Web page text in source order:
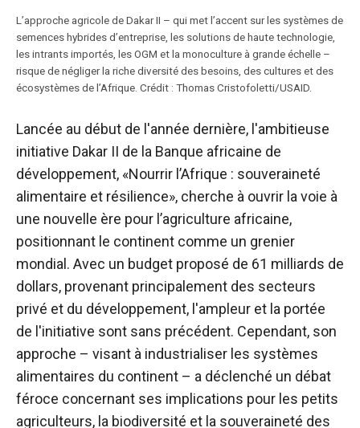
L’approche agricole de Dakar II – qui met l’accent sur les systèmes de
semences hybrides d’entreprise, les solutions de haute technologie,
les intrants importés, les OGM et la monoculture à grande échelle –
risque de négliger la riche diversité des besoins, des cultures et des
écosystèmes de l’Afrique. Crédit : Thomas Cristofoletti/USAID.
Lancée au début de l'année dernière, l'ambitieuse
initiative Dakar II de la Banque africaine de
développement, «Nourrir l’Afrique : souveraineté
alimentaire et résilience», cherche à ouvrir la voie à
une nouvelle ère pour l’agriculture africaine,
positionnant le continent comme un grenier
mondial. Avec un budget proposé de 61 milliards de
dollars, provenant principalement des secteurs
privé et du développement, l'ampleur et la portée
de l'initiative sont sans précédent. Cependant, son
approche – visant à industrialiser les systèmes
alimentaires du continent – ​​a déclenché un débat
féroce concernant ses implications pour les petits
agriculteurs, la biodiversité et la souveraineté des